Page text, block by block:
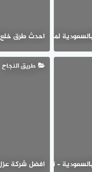
احدث طرق خلع
طريق النجاح
افضل شركة